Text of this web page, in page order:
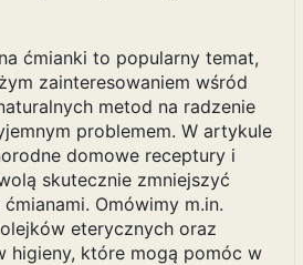
ćmianki to popularny temat,
zainteresowaniem wśród
metod na radzenie
problemem. W artykule
domowe receptury i
skutecznie zmniejszyć
Omówimy m.in.
eterycznych oraz
higieny, które mogą pomóc w